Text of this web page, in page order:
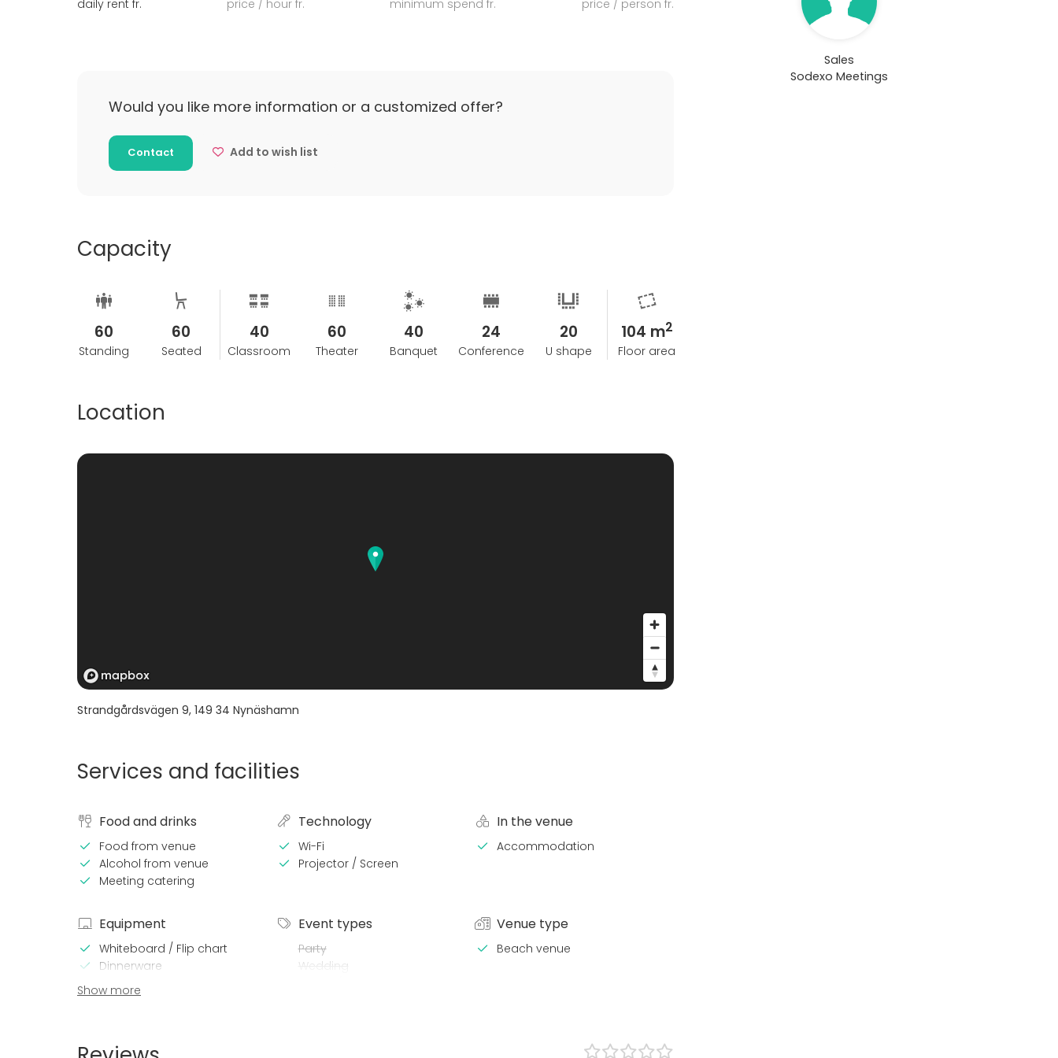
daily rent fr. price / hour fr. minimum spend fr. price / person fr.
Would you like more information or a customized offer?
Contact Add to wish list
Capacity
60
Standing
60
Seated
40
Classroom
60
Theater
40
Banquet
24
Conference
20
U shape
104 m2
Floor area
Location
Strandgårdsvägen 9, 149 34 Nynäshamn
Services and facilities
Food and drinks
Food from venue
Alcohol from venue
Meeting catering
Technology
Wi-Fi
Projector / Screen
In the venue
Accommodation
Equipment
Whiteboard / Flip chart
Dinnerware
Event types
Party
Wedding
Venue type
Beach venue
Show more
Sales
Sodexo Meetings